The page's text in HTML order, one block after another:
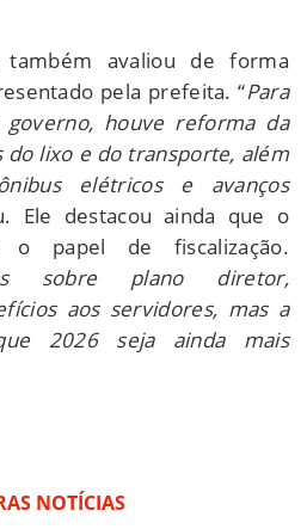
também avaliou de forma
pela prefeita. “Para
houve reforma da
do lixo e do transporte, além
elétricos e avanços
Ele destacou ainda que o
o papel de fiscalização.
sobre plano diretor,
aos servidores, mas a
2026 seja ainda mais
NOTÍCIAS